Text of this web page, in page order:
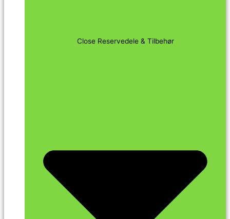
Close Reservedele & Tilbehør